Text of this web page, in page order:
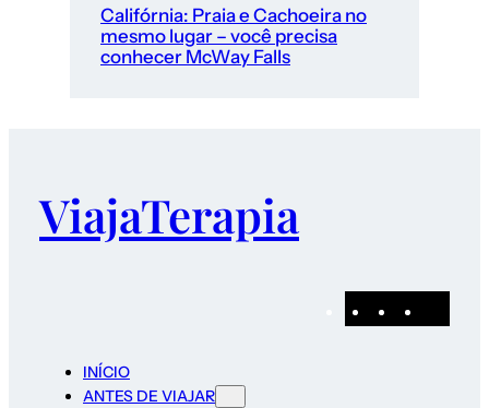
Califórnia: Praia e Cachoeira no
mesmo lugar – você precisa
conhecer McWay Falls
ViajaTerapia
mail
INÍCIO
ANTES DE VIAJAR